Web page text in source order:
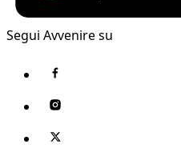
Segui Avvenire su